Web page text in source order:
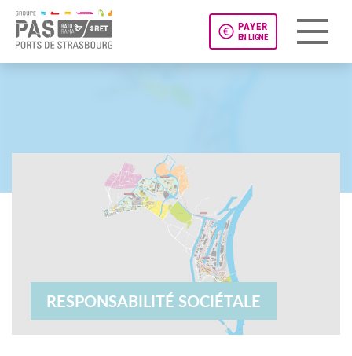
PAYER
EN LIGNE
RESPONSABILITÉ SOCIÉTALE